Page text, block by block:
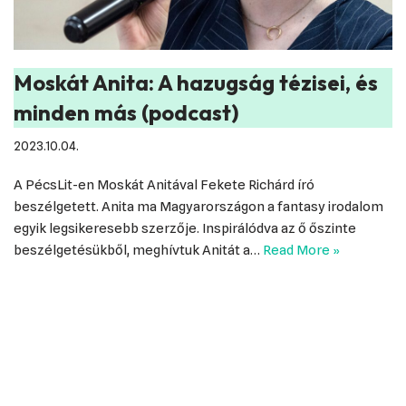
Moskát Anita: A hazugság tézisei, és
minden más (podcast)
2023.10.04.
A PécsLit-en Moskát Anitával Fekete Richárd író
beszélgetett. Anita ma Magyarországon a fantasy irodalom
egyik legsikeresebb szerzője. Inspirálódva az ő őszinte
beszélgetésükből, meghívtuk Anitát a… Read More »